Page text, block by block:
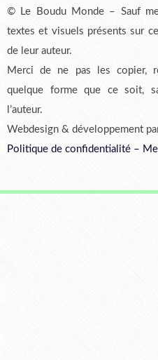
© Le Boudu Monde – Sauf
textes et visuels présents sur
de leur auteur.
Merci de ne pas les copier,
quelque forme que ce soit,
l’auteur.
Webdesign & développement
Politique de confidentialité –